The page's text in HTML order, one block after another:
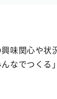
味関心や
なでつくる